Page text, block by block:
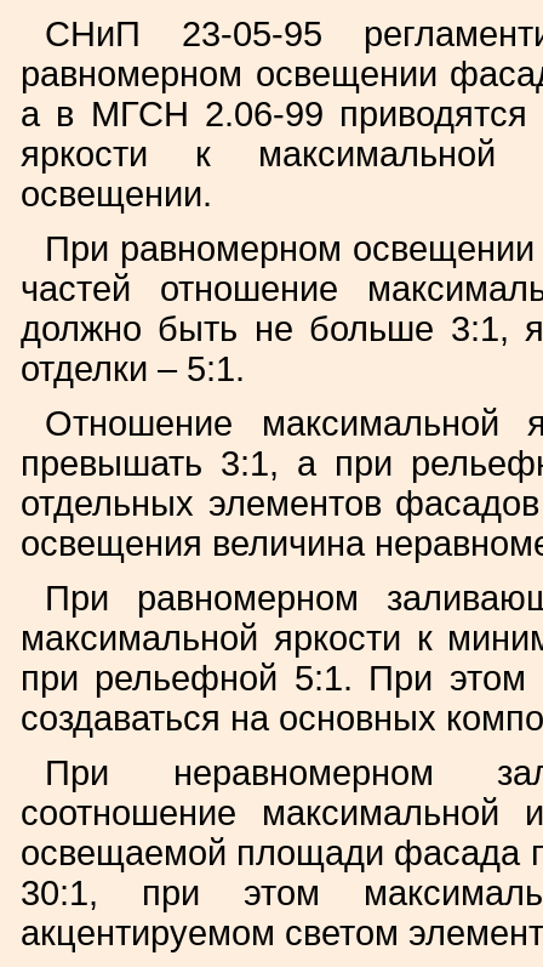
СНиП 23-05-95
равномерном освещении
а в МГСН 2.06-99 приводятся
яркости к максимальной
освещении.
При равномерном
частей отношение
должно быть не больше 3:1,
отделки – 5:1.
Отношение максимальной
превышать 3:1, а при
отдельных элементов
освещения величина
При равномерном
максимальной яркости к
при рельефной 5:1. При этом
создаваться на основных
При неравномерном
соотношение максимальной
освещаемой площади фасада
30:1, при этом
акцентируемом светом